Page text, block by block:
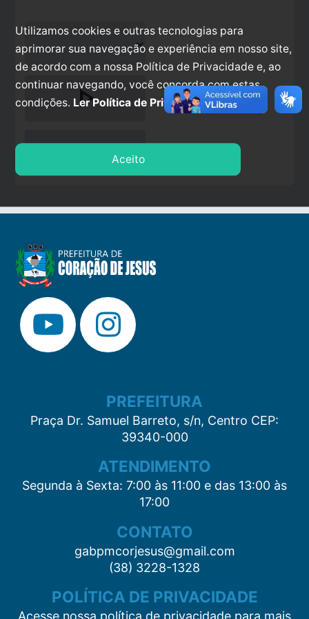
play_arrow
stop
PREFEITURA
Praça Dr. Samuel Barreto, s/n, Centro CEP:
39340-000
ATENDIMENTO
Segunda à Sexta: 7:00 às 11:00 e das 13:00 às
17:00
CONTATO
gabpmcorjesus@gmail.com
(38) 3228-1328
POLÍTICA DE PRIVACIDADE
Acesse nossa política de privacidade para mais
Utilizamos cookies e outras tecnologias para
aprimorar sua navegação e experiência em nosso site,
de acordo com a nossa Política de Privacidade e, ao
continuar navegando, você concorda com estas
condições. Ler Política de Privacidade.
Aceito